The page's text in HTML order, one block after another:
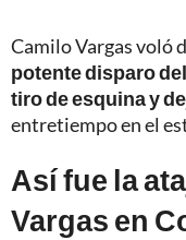
Camilo Vargas voló
potente disparo
tiro de esquina y
entretiempo en el
Así fue la
Vargas en